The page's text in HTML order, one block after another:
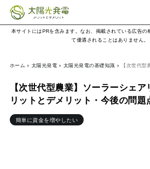
本サイトにはPRを含みます。なお、掲載されている広告の
て優遇されることはありません。
ホーム 太陽光発電 太陽光発電の基礎知識 【次世代型
【次世代型農業】ソーラーシェア
リットとデメリット・今後の問題
簡単に資金を増やしたい